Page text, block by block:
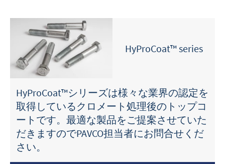
HyProCoat™ series
HyProCoat™シリーズは様々な業界の認定を
取得しているクロメート処理後のトップコ
ートです。最適な製品をご提案させていた
だきますのでPAVCO担当者にお問合せくだ
さい。